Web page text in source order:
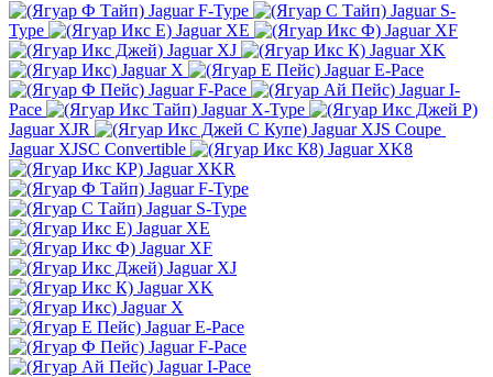
Jaguar F-Type
Jaguar S-
Type
Jaguar XE
Jaguar XF
Jaguar XJ
Jaguar XK
Jaguar X
Jaguar E-Pace
Jaguar F-Pace
Jaguar I-
Pace
Jaguar X-Type
Jaguar XJR
Jaguar XJS Coupe
Jaguar XJSC Convertible
Jaguar XK8
Jaguar XKR
Jaguar F-Type
Jaguar S-Type
Jaguar XE
Jaguar XF
Jaguar XJ
Jaguar XK
Jaguar X
Jaguar E-Pace
Jaguar F-Pace
Jaguar I-Pace